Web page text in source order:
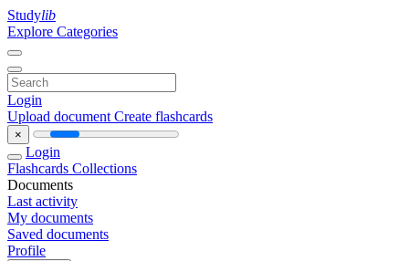
Studylib
Explore Categories
Login
Upload document Create flashcards
×
Login
Flashcards Collections
Documents
Last activity
My documents
Saved documents
Profile